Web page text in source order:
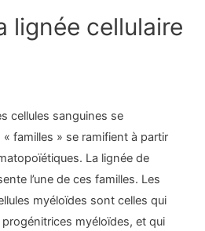
lignée cellulaire
cellules sanguines se
familles » se ramifient à partir
La lignée de
l’une de ces familles. Les
myéloïdes sont celles qui
myéloïdes, et qui